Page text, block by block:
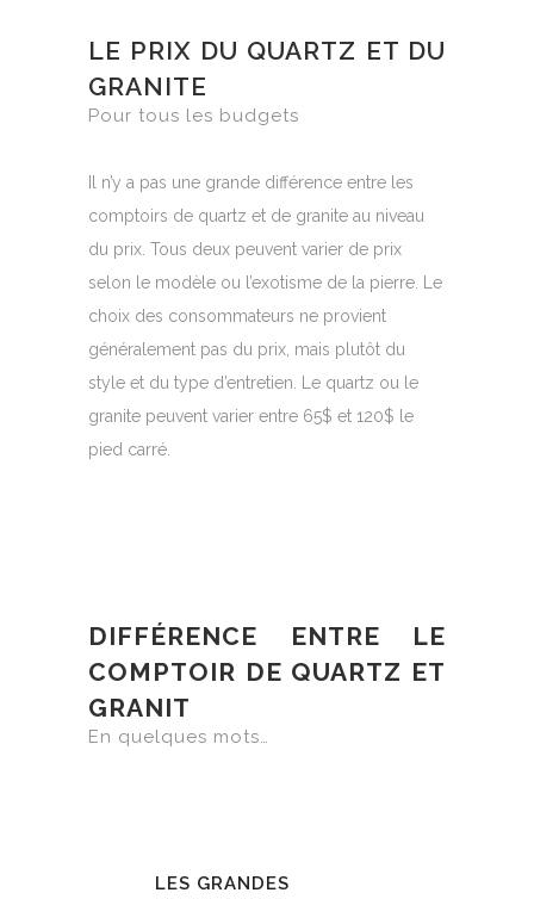
LE PRIX DU QUARTZ ET DU
GRANITE
Pour tous les budgets
Il n’y a pas une grande différence entre les
comptoirs de quartz et de granite au niveau
du prix. Tous deux peuvent varier de prix
selon le modèle ou l’exotisme de la pierre. Le
choix des consommateurs ne provient
généralement pas du prix, mais plutôt du
style et du type d’entretien. Le quartz ou le
granite peuvent varier entre 65$ et 120$ le
pied carré.
DIFFÉRENCE ENTRE LE
COMPTOIR DE QUARTZ ET
GRANIT
En quelques mots…
LES GRANDES